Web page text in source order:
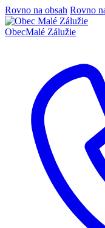
Rovno na obsah Rovno
ObecMalé Zálužie